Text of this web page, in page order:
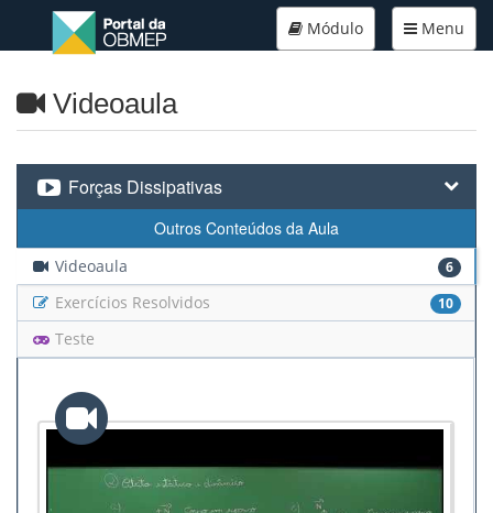
Menu
Módulo
Videoaula
Forças Dissipativas
Outros Conteúdos da Aula
Videoaula 6
Exercícios Resolvidos 10
Teste